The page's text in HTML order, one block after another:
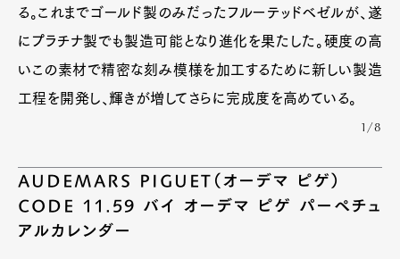
る。これまでゴールド製のみだったフルーテッドベゼルが、遂
にプラチナ製でも製造可能となり進化を果たした。硬度の高
いこの素材で精密な刻み模様を加工するために新しい製造
工程を開発し、輝きが増してさらに完成度を高めている。
1/8
AUDEMARS PIGUET（オーデマ ピゲ）
CODE 11.59 バイ オーデマ ピゲ パーペチュ
アルカレンダー